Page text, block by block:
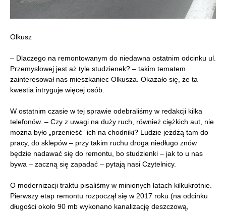
Olkusz
– Dlaczego na remontowanym do niedawna ostatnim odcinku ul.
Przemysłowej jest aż tyle studzienek? – takim tematem
zainteresował nas mieszkaniec Olkusza. Okazało się, że ta
kwestia intryguje więcej osób.
W ostatnim czasie w tej sprawie odebraliśmy w redakcji kilka
telefonów. – Czy z uwagi na duży ruch, również ciężkich aut, nie
można było „przenieść” ich na chodniki? Ludzie jeżdżą tam do
pracy, do sklepów – przy takim ruchu droga niedługo znów
będzie nadawać się do remontu, bo studzienki – jak to u nas
bywa – zaczną się zapadać – pytają nasi Czytelnicy.
O modernizacji traktu pisaliśmy w minionych latach kilkukrotnie.
Pierwszy etap remontu rozpoczął się w 2017 roku (na odcinku
długości około 90 mb wykonano kanalizację deszczową,